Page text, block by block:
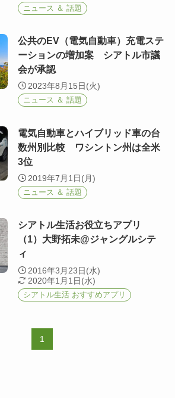
ニュース ＆ 話題
公共のEV（電気自動車）充電ステ
ーションの増加案 シアトル市議
会が承認
2023年8月15日(火)
ニュース ＆ 話題
電気自動車とハイブリッド車の台
数州別比較 ワシントン州は全米
3位
2019年7月1日(月)
ニュース ＆ 話題
シアトル生活お役立ちアプリ
（1）大野拓未@ジャングルシテ
ィ
2016年3月23日(水)
2020年1月1日(水)
シアトル生活 おすすめアプリ
1